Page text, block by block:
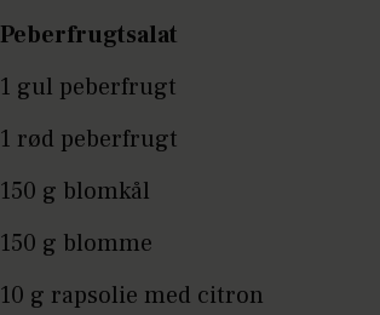
Peberfrugtsalat
1 gul peberfrugt
1 rød peberfrugt
150 g blomkål
150 g blomme
10 g rapsolie med citron